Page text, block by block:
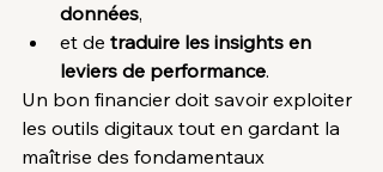
données,
et de traduire les insights en
leviers de performance.
Un bon financier doit savoir exploiter
les outils digitaux tout en gardant la
maîtrise des fondamentaux